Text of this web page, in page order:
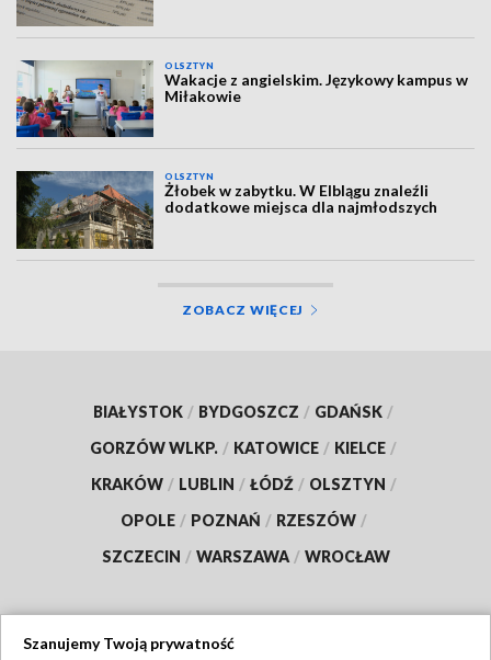
OLSZTYN
Wakacje z angielskim. Językowy kampus w
Miłakowie
OLSZTYN
Żłobek w zabytku. W Elblągu znaleźli
dodatkowe miejsca dla najmłodszych
ZOBACZ WIĘCEJ
BIAŁYSTOK / BYDGOSZCZ / GDAŃSK /
GORZÓW WLKP. / KATOWICE / KIELCE /
KRAKÓW / LUBLIN / ŁÓDŹ / OLSZTYN /
OPOLE / POZNAŃ / RZESZÓW /
SZCZECIN / WARSZAWA / WROCŁAW
Szanujemy Twoją prywatność